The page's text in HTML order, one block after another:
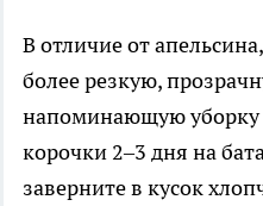
В отличие от
более резкую,
напоминающую уборку
корочки 2–3 дня на
заверните в кусок